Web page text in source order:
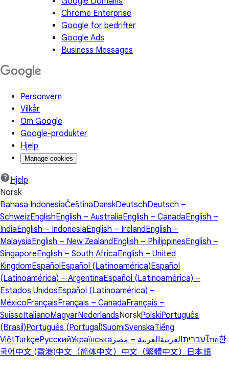
Chrome Enterprise
Google for bedrifter
Google Ads
Business Messages
Personvern
Vilkår
Om Google
Google-produkter
Hjelp
Manage cookies
Hjelp
Norsk
Bahasa IndonesiaČeštinaDanskDeutschDeutsch –
SchweizEnglishEnglish – AustraliaEnglish – CanadaEnglish –
IndiaEnglish – IndonesiaEnglish – IrelandEnglish –
MalaysiaEnglish – New ZealandEnglish – PhilippinesEnglish –
SingaporeEnglish – South AfricaEnglish – United
KingdomEspañol Español (Latinoamérica)Español
(Latinoamérica) – ArgentinaEspañol (Latinoamérica) –
Estados UnidosEspañol (Latinoamérica) –
MéxicoFrançaisFrançais – CanadaFrançais –
SuisseItalianoMagyarNederlandsNorskPolskiPortuguês
(Brasil)Português (Portugal)SuomiSvenskaTiếng
ViệtTürkçeРусскийУкраїнська עבריתالعربيةالعربية – مصر ไทย한
국어 中文 (香港)中文（简体中文） 中文（繁體中文） 日本語